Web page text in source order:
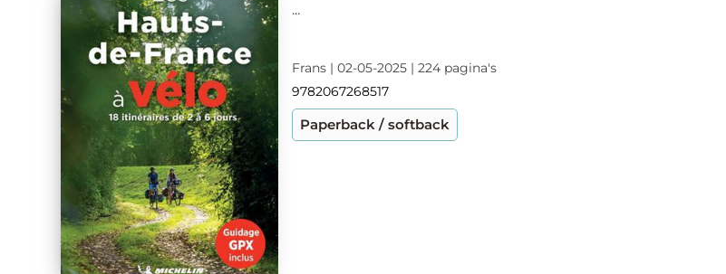
...
Frans | 02-05-2025 | 224 pagina's
9782067268517
Paperback / softback